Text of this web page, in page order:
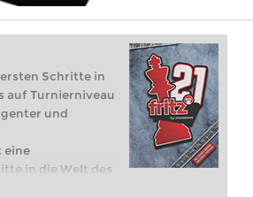
Schritte in
auf Turnierniveau
und
eine
in die Welt des
spielen: Mit